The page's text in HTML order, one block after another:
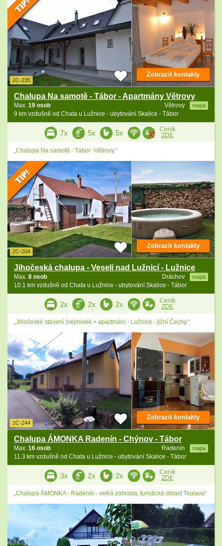
2C-235
Chalupa Na samotě - Tábor - Apartmány Větrovy
Větrovy mapa
Max. 19 osob
9 km vzdušně od Chata u Lužnice - ubytování Skalice - Tábor
Zobrazit kontakty
7x 5x 5x
Ceník
ZDE
„Chalupa Na samotě - Tábor -Větrovy.“
2C-204
Jihočeská chalupa - Veselí nad Lužnicí - Lužnice
Dráchov mapa
Max. 8 osob
10.1 km vzdušně od Chata u Lužnice - ubytování Skalice - Tábor
Zobrazit kontakty
2x 2x 2x
Ceník
ZDE
„Jihočeské stavení (vejminek + apartmán) - Lužnice - jižní Čechy.“
2C-244
Chalupa ÁMONKA Radenín - Chýnov - Tábor
Radenín mapa
Max. 16 osob
11.3 km vzdušně od Chata u Lužnice - ubytování Skalice - Tábor
Zobrazit kontakty
3x 2x 2x
Ceník
ZDE
„Chalupa ÁMONKA - Radenín - velká zahrada, turistická oblast Toulava“